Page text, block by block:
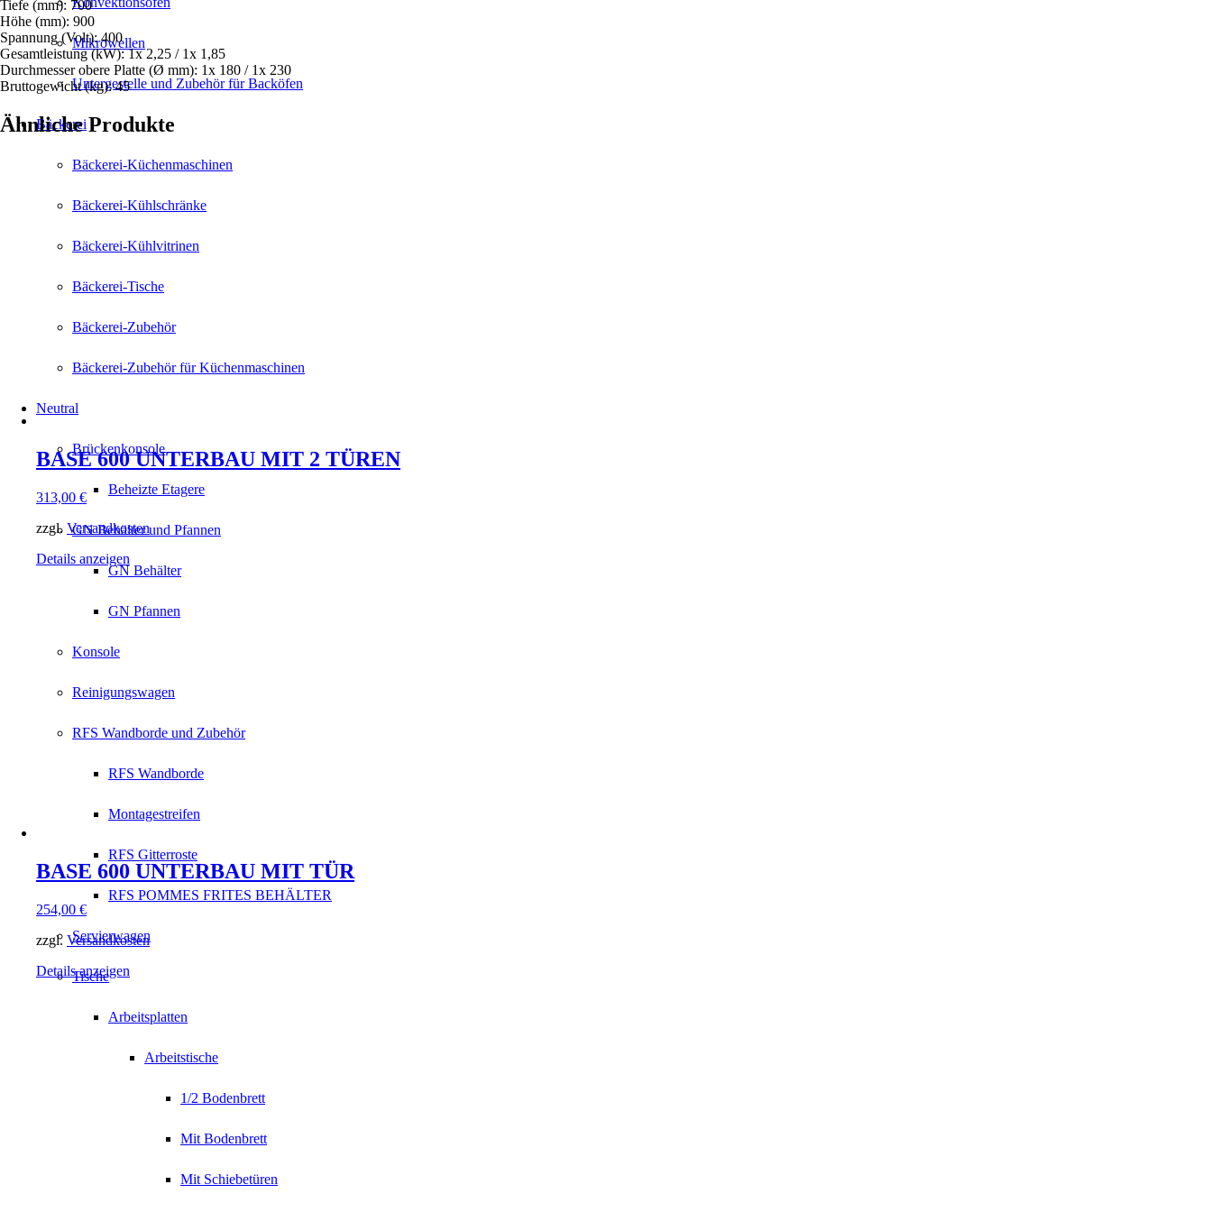
Mikrowellen
Untergestelle und Zubehör für Backöfen
Bäckerei
Bäckerei-Küchenmaschinen
Bäckerei-Kühlschränke
Bäckerei-Kühlvitrinen
Bäckerei-Tische
Bäckerei-Zubehör
Bäckerei-Zubehör für Küchenmaschinen
Neutral
Brückenkonsole
Beheizte Etagere
GN Behälter und Pfannen
GN Behälter
GN Pfannen
Konsole
Reinigungswagen
RFS Wandborde und Zubehör
RFS Wandborde
Montagestreifen
RFS Gitterroste
RFS POMMES FRITES BEHÄLTER
Servierwagen
Tische
Arbeitsplatten
Arbeitstische
1/2 Bodenbrett
Mit Bodenbrett
Mit Schiebetüren
Tiefe (mm): 700
Höhe (mm): 900
Spannung (Volt): 400
Gesamtleistung (kW): 1x 2,25 / 1x 1,85
Durchmesser obere Platte (Ø mm): 1x 180 / 1x 230
Bruttogewicht (kg): 45
Ähnliche Produkte
BASE 600 UNTERBAU MIT 2 TÜREN
313,00 €
zzgl. Versandkosten
Details anzeigen
BASE 600 UNTERBAU MIT TÜR
254,00 €
zzgl. Versandkosten
Details anzeigen